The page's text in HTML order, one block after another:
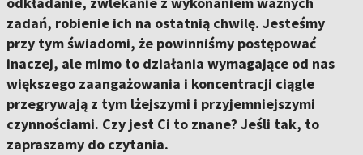
zadań, robienie ich na ostatnią chwilę. Jesteśmy
przy tym świadomi, że powinniśmy postępować
inaczej, ale mimo to działania wymagające od nas
większego zaangażowania i koncentracji ciągle
przegrywają z tym lżejszymi i przyjemniejszymi
czynnościami. Czy jest Ci to znane? Jeśli tak, to
zapraszamy do czytania.